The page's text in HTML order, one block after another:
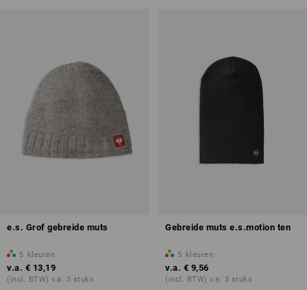
e.s. Grof gebreide muts
5 kleuren
v.a. € 13,19
(incl. BTW) v.a. 3 stuks
Gebreide muts e.s.motion ten
5 kleuren
v.a. € 9,56
(incl. BTW) v.a. 3 stuks